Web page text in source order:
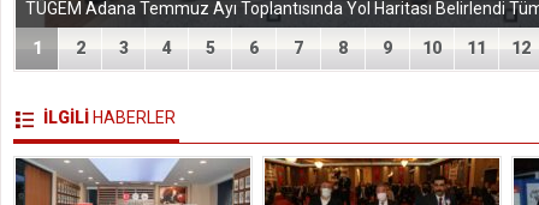
1 2 3 4 5 6 7 8 9 10 11 12
İLGİLİHABERLER